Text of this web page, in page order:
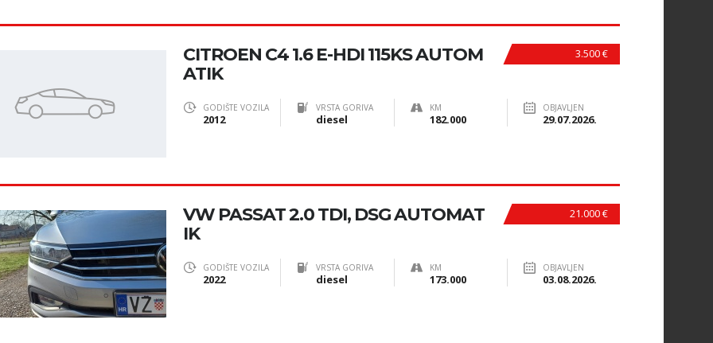
3.500 €
CITROEN C4 1.6 E-HDI 115KS AUTOM
ATIK
GODIŠTE VOZILA
2012
VRSTA GORIVA
diesel
KM
182.000
OBJAVLJEN
29.07.2026.
21.000 €
VW PASSAT 2.0 TDI, DSG AUTOMAT
IK
GODIŠTE VOZILA
2022
VRSTA GORIVA
diesel
KM
173.000
OBJAVLJEN
03.08.2026.